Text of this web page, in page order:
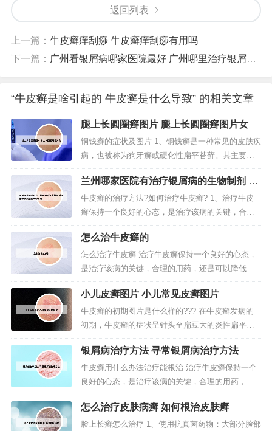
返回列表
上一篇： 牛皮癣痒刮痧 牛皮癣痒刮痧有用吗
下一篇： 广州看银屑病哪家医院最好 广州哪里治疗银屑病好
“牛皮癣是啥引起的 牛皮癣是什么导致” 的相关文章
腿上长圆圈癣图片 腿上长圆圈癣图片女
铜钱癣的症状及图片 1、铜钱癣是一种常见的皮肤疾
病，也被称为狗牙癣或硬化性扁平苔藓。其主要症
状是皮肤出现大小不一的圆形或椭圆形的斑片，形
状类似于古代的铜钱，因此得名。这些斑片通常呈
现出红色或紫色，有时也会有银白色的鳞屑覆盖在
上面。2、是的，这是铜钱癣。铜钱癣也称“环癣”，
是受到红色毛癣菌及其他真菌感...
兰州哪家医院有治疗银屑病的生物制剂 兰
州治疗皮肤病医院哪家好
牛皮癣的治疗方法?如何治疗牛皮癣? 1、治疗牛皮
癣保持一个良好的心态，是治疗该病的关键，合理
的用药，还是可以降低其复发几率的。用药时应注
意：不可片面追求近期疗效。西医治疗虽然快捷，
但是容易复发。选用中医治疗比较好。2、具体治疗
方法如下：使用药物：可以在医生的指导下外用卡
泊三醇软膏和卤米松乳膏，并配合...
怎么治牛皮癣的
怎么治疗牛皮癣 治疗牛皮癣保持一个良好的心态，
是治疗该病的关键，合理的用药，还是可以降低其
复发几率的。用药时应注意：不可片面追求近期疗
效。西医治疗虽然快捷，但是容易复发。选用中医
治疗比较好。第一：双氧水治疗牛皮癣。双氧水在
我们的日常生活中非常常见，此偏方需要将双氧水
稀释，在双氧水中兑入一半水，然后将...
小儿皮癣图片 小儿常见皮癣图片
牛皮癣的初期图片是什么样的??? 在牛皮癣发病的
初期，牛皮癣的症状呈针头至扁豆大的炎性扁平丘
疹，随着时间的推移，患处会逐渐增大为钱币大
小，并且会出现很多银白色的鳞屑。牛皮癣患者会
继发红皮病型银屑病，有时会有少量渗液，附有湿
性鳞屑。牛皮癣（Psoriasis）是一种常见的慢性皮
肤病，又称银屑病。其特征...
银屑病治疗方法 寻常银屑病治疗方法
牛皮癣用什么办法治疗能根治 治疗牛皮癣保持一个
良好的心态，是治疗该病的关键，合理的用药，还
是可以降低其复发几率的。用药时应注意：不可片
面追求近期疗效。西医治疗虽然快捷，但是容易复
发。选用中医治疗比较好。第一：双氧水治疗牛皮
怎么治疗皮肤病癣 如何根治皮肤癣
脸上长癣怎么治疗 1、使用抗真菌药物：大部分脸部